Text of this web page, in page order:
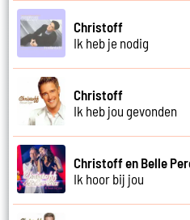
Christoff
Ik heb je nodig
Christoff
Ik heb jou gevonden
Christoff en Belle
Ik hoor bij jou